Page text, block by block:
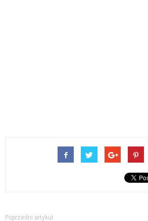
Poprzedni artykuł